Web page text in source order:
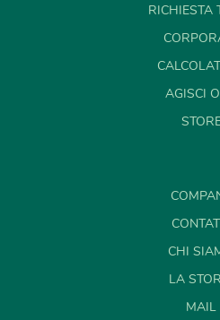
RICHIESTA
AGISCI
CHI
LA
MAIL